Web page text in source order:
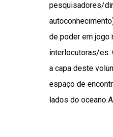
pesquisadores/
de poder em jogo
interlocutoras/es.
a capa deste
espaço de
lados do oceano